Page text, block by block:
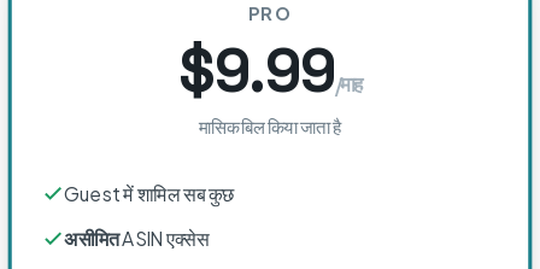
PRO
$9.99/माह
मासिक बिल किया जाता है
Guest में शामिल सब कुछ
असीमितASIN एक्सेस